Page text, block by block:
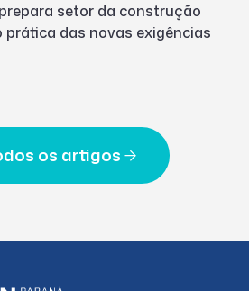
setor da construção
das novas exigências
os artigos